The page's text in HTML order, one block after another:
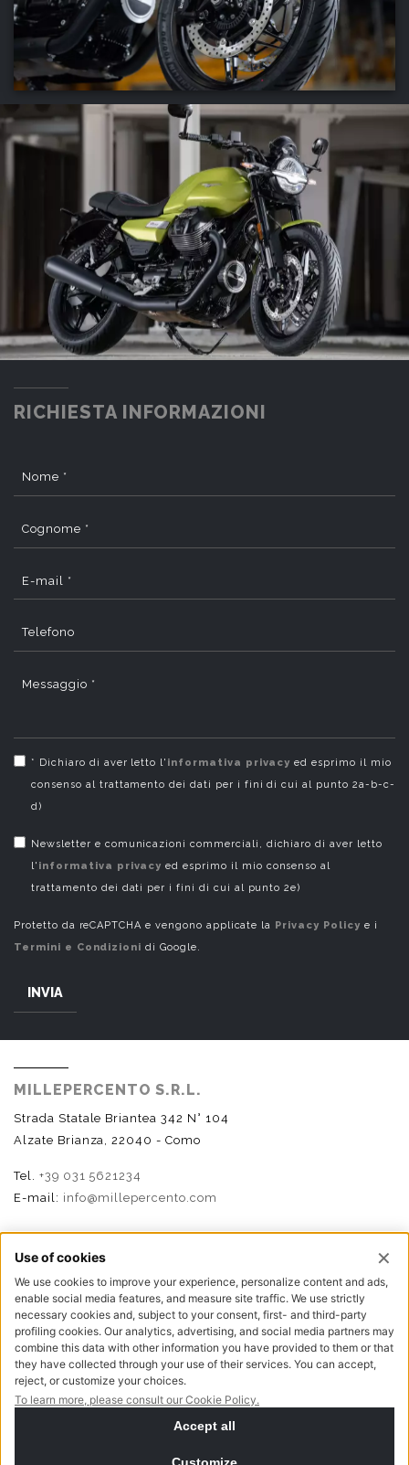
RICHIESTA INFORMAZIONI
Nome *
Cognome *
E-mail *
Telefono
Messaggio *
* Dichiaro di aver letto l' informativa privacy ed esprimo il mio
consenso al trattamento dei dati per i fini di cui al punto 2a-b-c-
d)
Newsletter e comunicazioni commerciali, dichiaro di aver letto
l' informativa privacy ed esprimo il mio consenso al
trattamento dei dati per i fini di cui al punto 2e)
Protetto da reCAPTCHA e vengono applicate la Privacy Policy e i
Termini e Condizioni di Google.
INVIA
MILLEPERCENTO S.R.L.
Strada Statale Briantea 342 N° 104
Alzate Brianza, 22040 - Como
Tel. +39 031 5621234
E-mail: info@millepercento.com
SEGUICI
P.I. - C.F. - Reg. Imp. Como n.02888110133 - R.E.A. CO-